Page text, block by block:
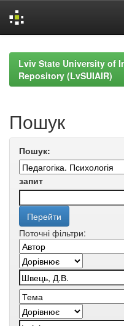
navigationLviv State University of
Repository (LvSUIAIR)
Пошук
Пошук:
запит
Поточні фільтри: